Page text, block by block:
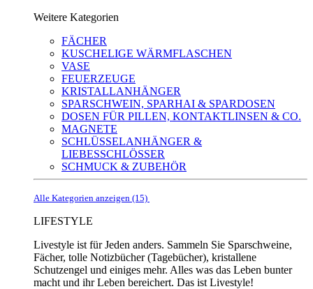
Weitere Kategorien
FÄCHER
KUSCHELIGE WÄRMFLASCHEN
VASE
FEUERZEUGE
KRISTALLANHÄNGER
SPARSCHWEIN, SPARHAI & SPARDOSEN
DOSEN FÜR PILLEN, KONTAKTLINSEN & CO.
MAGNETE
SCHLÜSSELANHÄNGER &
LIEBESSCHLÖSSER
SCHMUCK & ZUBEHÖR
Alle Kategorien anzeigen (15)
LIFESTYLE
Livestyle ist für Jeden anders. Sammeln Sie Sparschweine,
Fächer, tolle Notizbücher (Tagebücher), kristallene
Schutzengel und einiges mehr. Alles was das Leben bunter
macht und ihr Leben bereichert. Das ist Livestyle!